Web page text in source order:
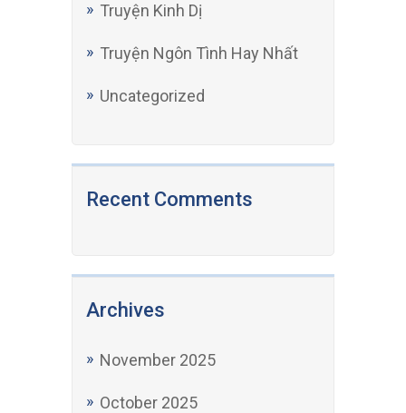
Truyện Kinh Dị
Truyện Ngôn Tình Hay Nhất
Uncategorized
Recent Comments
Archives
November 2025
October 2025